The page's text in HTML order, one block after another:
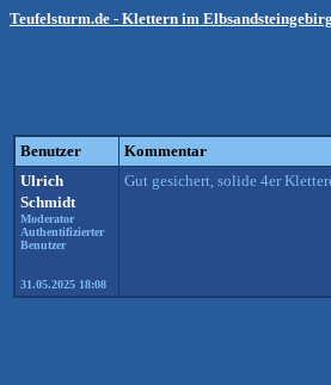
Teufelsturm.de - Klettern im
Benutzer
Kommentar
Ulrich
Schmidt
Moderator
Authentifizierter
Benutzer
31.05.2025 18:08
Gut gesichert, solide 4er